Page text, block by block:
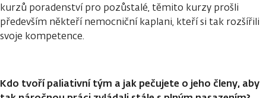
kurzů poradenství pro pozůstalé, těmito kurzy prošli
především někteří nemocniční kaplani, kteří si tak rozšířili
svoje kompetence.
Kdo tvoří paliativní tým a jak pečujete o jeho členy, aby